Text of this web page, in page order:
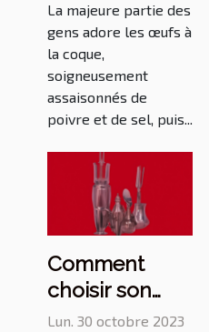
La majeure partie des
gens adore les œufs à
la coque,
soigneusement
assaisonnés de
poivre et de sel, puis...
Comment
choisir son
épilateur ?
Lun. 30 octobre 2023